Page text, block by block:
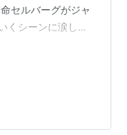
セルバーグがジャ
くシーンに涙しま
ていきましょう。